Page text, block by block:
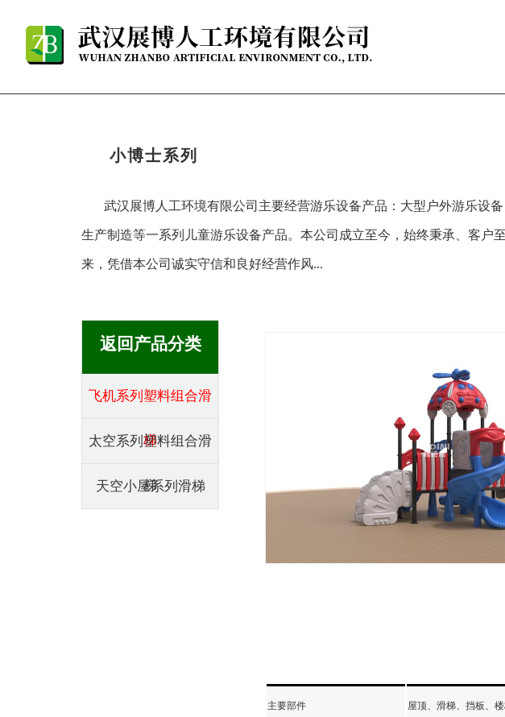
小博士系列
武汉展博人工环境有限公司主要经营游乐设备产品：大型户外游乐设
生产制造等一系列儿童游乐设备产品。本公司成立至今，始终秉承、客户
来，凭借本公司诚实守信和良好经营作风...
返回产品分类
飞机系列塑料组合滑
梯
太空系列塑料组合滑
梯
天空小屋系列滑梯
主要部件 屋顶、滑梯、挡板、